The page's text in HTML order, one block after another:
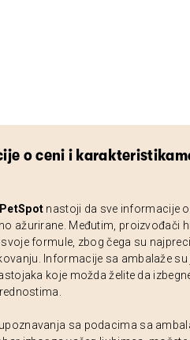
o ceni i
PetSpot nastoji da sve informacije
ažurirane. Međutim, proizvođači
formule, zbog čega su
Informacije sa ambalaže
koje možda želite da
sa podacima sa